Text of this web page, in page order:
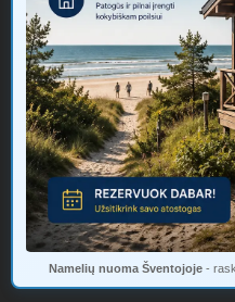
Namelių nuoma Šventojoje -